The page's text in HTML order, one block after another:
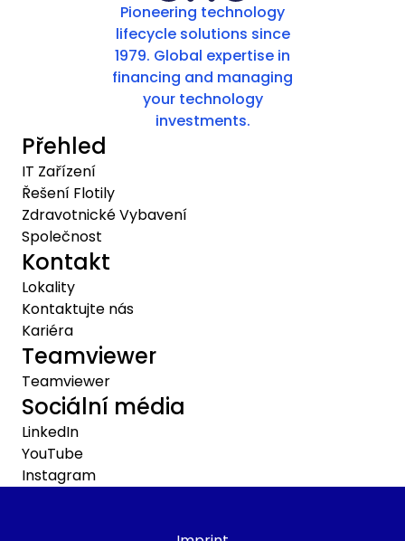
Pioneering technology
lifecycle solutions since
1979. Global expertise in
financing and managing
your technology
investments.
Přehled
IT Zařízení
Řešení Flotily
Zdravotnické Vybavení
Společnost
Kontakt
Lokality
Kontaktujte nás
Kariéra
Teamviewer
Teamviewer
Sociální média
LinkedIn
YouTube
Instagram